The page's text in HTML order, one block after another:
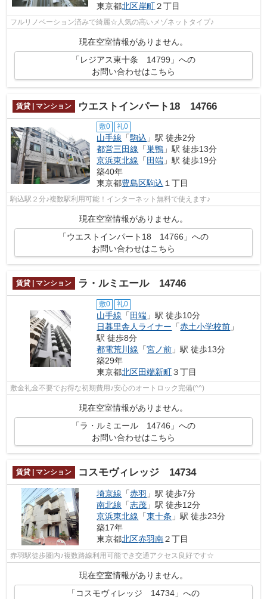
東京都北区岸町２丁目
フルリノベーション済みで綺麗☆人気の高いメゾネットタイプ♪
現在空室情報がありません。
「レジアス東十条 14799」への
お問い合わせはこちら
賃貸 | マンション ウエストインパート18 14766
敷0 礼0
山手線 「駒込 」駅 徒歩2分
都営三田線 「巣鴨 」駅 徒歩13分
京浜東北線 「 田端 」駅 徒歩19分
築40年
東京都豊島区駒込 １丁目
駒込駅２分♪複数駅利用可能！インターネット無料で使えます♪
現在空室情報がありません。
「ウエストインパート18 14766」への
お問い合わせはこちら
賃貸 | マンション ラ・ルミエール 14746
敷0 礼0
山手線 「 田端 」駅 徒歩10分
日暮里舎人ライナー 「赤土小学校前 」
駅 徒歩8分
都電荒川線 「宮ノ前 」駅 徒歩13分
築29年
東京都北区田端新町３丁目
敷金礼金不要でお得な初期費用♪安心のオートロック完備(^^)
現在空室情報がありません。
「ラ・ルミエール 14746」への
お問い合わせはこちら
賃貸 | マンション コスモヴィレッジ 14734
埼京線 「赤羽 」駅 徒歩7分
南北線 「志茂 」駅 徒歩12分
京浜東北線 「東十条 」駅 徒歩23分
築17年
東京都北区赤羽南２丁目
赤羽駅徒歩圏内♪複数路線利用可能でき交通アクセス良好です☆
現在空室情報がありません。
「コスモヴィレッジ 14734」への